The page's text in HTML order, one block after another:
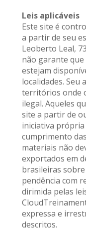
Leis aplicáveis
Este site é
a partir de seu
Leoberto Leal,
não garante
estejam
localidades. Seu
territórios onde
ilegal. Aqueles
site a partir de
iniciativa
cumprimento
materiais não
exportados em
brasileiras
pendência com
dirimida pelas
expressa e
descritos.